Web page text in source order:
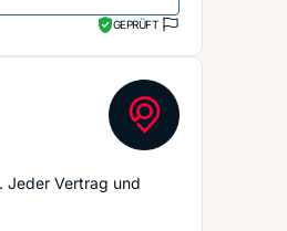
GEPRÜFT
Jeder Vertrag und